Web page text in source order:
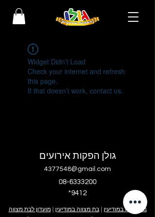
Widget Didn’t Load
Check your internet and refresh
this page.
If that doesn’t work, contact us.
גולן הפקות אירועים
4377548@gmail.com
08-6333200
בר מצווה במודיעין |בת מצווה במודיעין |מועדון לבת מצווה
*9412